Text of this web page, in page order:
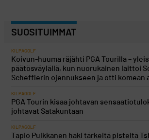
SUOSITUIMMAT
KILPAGOLF
Koivun-huuma räjähti PGA Tourilla –
päätösväylällä, kun nuorukainen laittoi
Schefflerin ojennukseen ja otti komean
KILPAGOLF
PGA Tourin kisaa johtavan
johtavat Satakuntaan
KILPAGOLF
Tapio Pulkkanen haki tärkeitä pisteitä